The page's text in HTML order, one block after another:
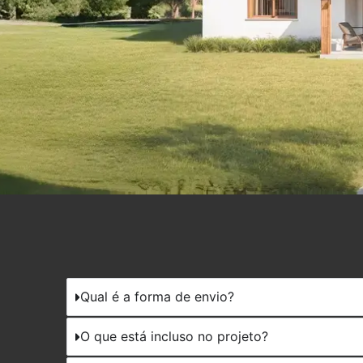
Qual é a forma de envio?
O que está incluso no projeto?